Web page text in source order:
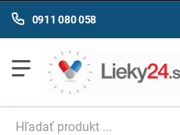
0911 080 058